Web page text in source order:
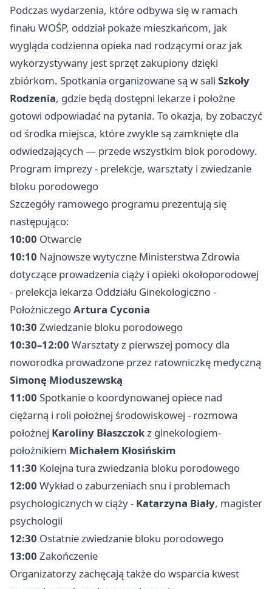
Podczas wydarzenia, które odbywa się w ramach
finału WOŚP, oddział pokaże mieszkańcom, jak
wygląda codzienna opieka nad rodzącymi oraz jak
wykorzystywany jest sprzęt zakupiony dzięki
zbiórkom. Spotkania organizowane są w sali Szkoły
Rodzenia, gdzie będą dostępni lekarze i położne
gotowi odpowiadać na pytania. To okazja, by zobaczyć
od środka miejsca, które zwykle są zamknięte dla
odwiedzających — przede wszystkim blok porodowy.
Program imprezy - prelekcje, warsztaty i zwiedzanie
bloku porodowego
Szczegóły ramowego programu prezentują się
następująco:
10:00 Otwarcie
10:10 Najnowsze wytyczne Ministerstwa Zdrowia
dotyczące prowadzenia ciąży i opieki okołoporodowej
- prelekcja lekarza Oddziału Ginekologiczno -
PołożniczegoArtura Cyconia
10:30 Zwiedzanie bloku porodowego
10:30–12:00 Warsztaty z pierwszej pomocy dla
noworodka prowadzone przez ratowniczkę medyczną
Simonę Mioduszewską
11:00 Spotkanie o koordynowanej opiece nad
ciężarną i roli położnej środowiskowej - rozmowa
położnej Karoliny Błaszczokz ginekologiem-
położnikiem Michałem Kłosińskim
11:30 Kolejna tura zwiedzania bloku porodowego
12:00 Wykład o zaburzeniach snu i problemach
psychologicznych w ciąży - Katarzyna Biały, magister
psychologii
12:30 Ostatnie zwiedzanie bloku porodowego
13:00 Zakończenie
Organizatorzy zachęcają także do wsparcia kwest